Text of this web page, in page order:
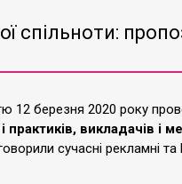
спільноти:
12 березня 2020 року
практиків, викладачів і
сучасні рекламні та